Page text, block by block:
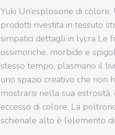
Yuki Un’esplosione di
prodotti rivestita in tessuto
simpatici dettagli in lycra Le
ossimoriche, morbide e
stesso tempo, plasmano il
uno spazio creativo che non
mostrarsi nella sua estrosità,
eccesso di colore. La
schienale alto è l’elemento